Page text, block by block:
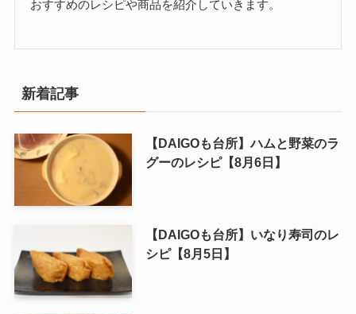
おすすめのレシピや商品を紹介していきます。
新着記事
【DAIGOも台所】ハムと野菜のラ
グーのレシピ【8月6日】
【DAIGOも台所】いなり寿司のレ
シピ【8月5日】